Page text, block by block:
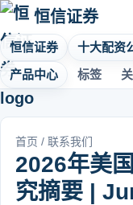
恒信证券
恒信证券 十大配资
产品中心
标签
首页 / 联系我们
2026年美
究摘要 |